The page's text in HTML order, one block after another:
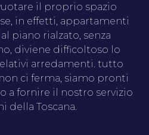
il proprio spazio
in effetti, appartamenti
piano rialzato, senza
diviene difficoltoso lo
arredamenti. tutto
ci ferma, siamo pronti
a fornire il nostro servizio
della Toscana.